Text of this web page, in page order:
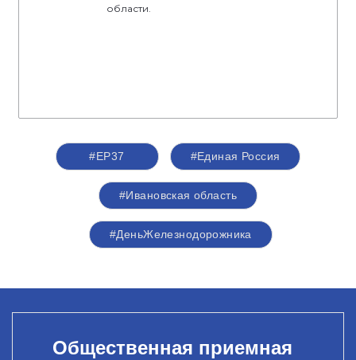
области.
#ЕР37 #Единая Россия
#Ивановская область
#ДеньЖелезнодорожника
Общественная приемная